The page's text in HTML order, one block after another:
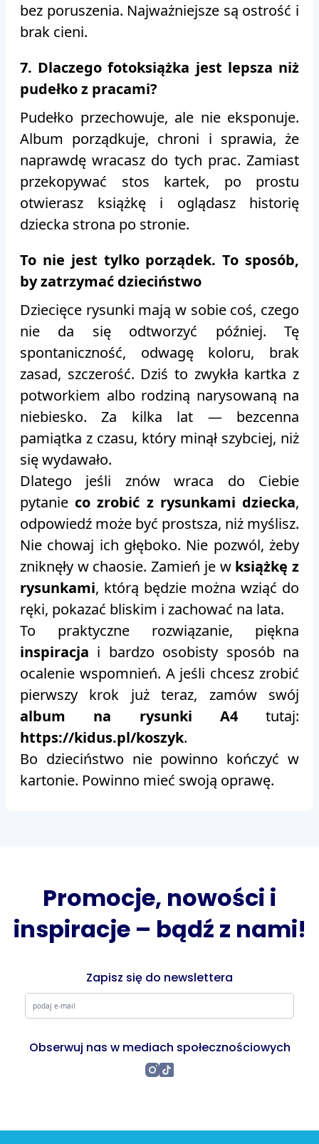
bez poruszenia. Najważniejsze są ostrość i
brak cieni.
7. Dlaczego fotoksiążka jest lepsza niż
pudełko z pracami?
Pudełko przechowuje, ale nie eksponuje.
Album porządkuje, chroni i sprawia, że
naprawdę wracasz do tych prac. Zamiast
przekopywać stos kartek, po prostu
otwierasz książkę i oglądasz historię
dziecka strona po stronie.
To nie jest tylko porządek. To sposób,
by zatrzymać dzieciństwo
Dziecięce rysunki mają w sobie coś, czego
nie da się odtworzyć później. Tę
spontaniczność, odwagę koloru, brak
zasad, szczerość. Dziś to zwykła kartka z
potworkiem albo rodziną narysowaną na
niebiesko. Za kilka lat — bezcenna
pamiątka z czasu, który minął szybciej, niż
się wydawało.
Dlatego jeśli znów wraca do Ciebie
pytanie co zrobić z rysunkami dziecka,
odpowiedź może być prostsza, niż myślisz.
Nie chowaj ich głęboko. Nie pozwól, żeby
zniknęły w chaosie. Zamień je w książkę z
rysunkami, którą będzie można wziąć do
ręki, pokazać bliskim i zachować na lata.
To praktyczne rozwiązanie, piękna
inspiracja i bardzo osobisty sposób na
ocalenie wspomnień. A jeśli chcesz zrobić
pierwszy krok już teraz, zamów swój
album na rysunki A4tutaj:
https://kidus.pl/koszyk.
Bo dzieciństwo nie powinno kończyć w
kartonie. Powinno mieć swoją oprawę.
Promocje, nowości i
inspiracje – bądź z nami!
Zapisz się do newslettera
Obserwuj nas w mediach społecznościowych